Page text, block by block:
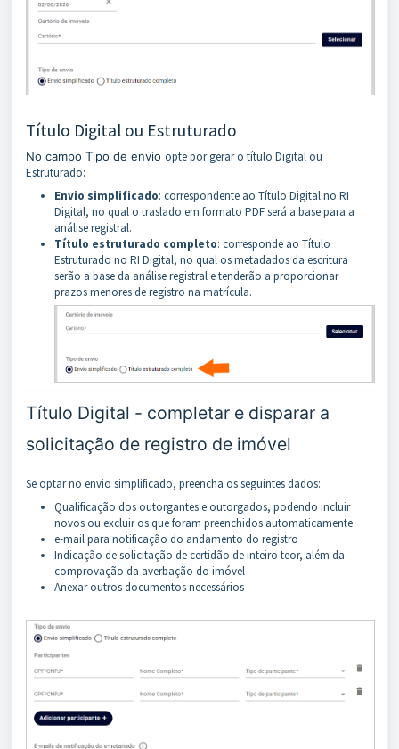
Título Digital ou Estruturado
No campo Tipo de envio opte por gerar o título Digital ou
Estruturado:
Envio simplificado: correspondente ao Título Digital no RI
Digital, no qual o traslado em formato PDF será a base para a
análise registral.
Título estruturado completo: corresponde ao Título
Estruturado no RI Digital, no qual os metadados da escritura
serão a base da análise registral e tenderão a proporcionar
prazos menores de registro na matrícula.
Título Digital - completar e disparar a
solicitação de registro de imóvel
Se optar no envio simplificado, preencha os seguintes dados:
Qualificação dos outorgantes e outorgados, podendo incluir
novos ou excluir os que foram preenchidos automaticamente
e-mail para notificação do andamento do registro
Indicação de solicitação de certidão de inteiro teor, além da
comprovação da averbação do imóvel
Anexar outros documentos necessários